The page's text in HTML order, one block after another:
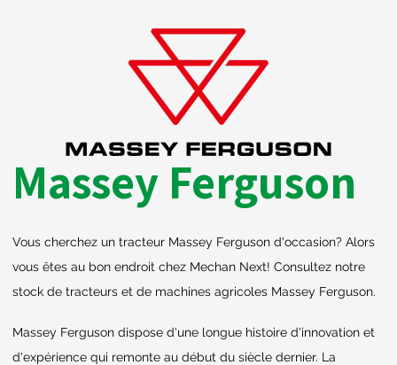
Massey Ferguson
Vous cherchez un tracteur Massey Ferguson d'occasion? Alors
vous êtes au bon endroit chez Mechan Next! Consultez notre
stock de tracteurs et de machines agricoles Massey Ferguson.
Massey Ferguson dispose d'une longue histoire d'innovation et
d'expérience qui remonte au début du siècle dernier. La